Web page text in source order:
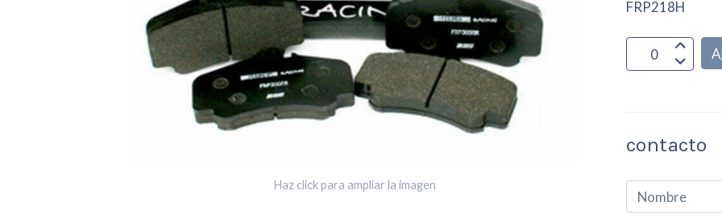
Haz click para ampliar la imagen
FRP218H
contacto